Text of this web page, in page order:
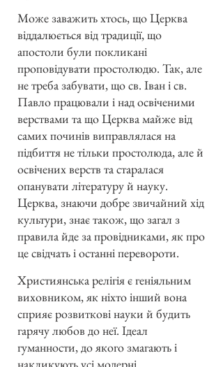
Може заважить хтось, що Церква
віддалюється від традиції, що
апостоли були покликані
проповідувати простолюдю. Так, але
не треба забувати, що св. Іван і св.
Павло працювали і над освіченими
верствами та що Церква майже від
самих починів виправлялася на
підбиття не тільки простолюда, але й
освічених верств та старалася
опанувати літературу й науку.
Церква, знаючи добре звичайний хід
культури, знає також, що загал з
правила йде за провідниками, як про
це свідчать і останні перевороти.
Християнська релігія є геніяльним
виховником, як ніхто інший вона
сприяє розвиткові науки й будить
гарячу любов до неї. Ідеал
гуманности, до якого змагають і
накликують усі модерні